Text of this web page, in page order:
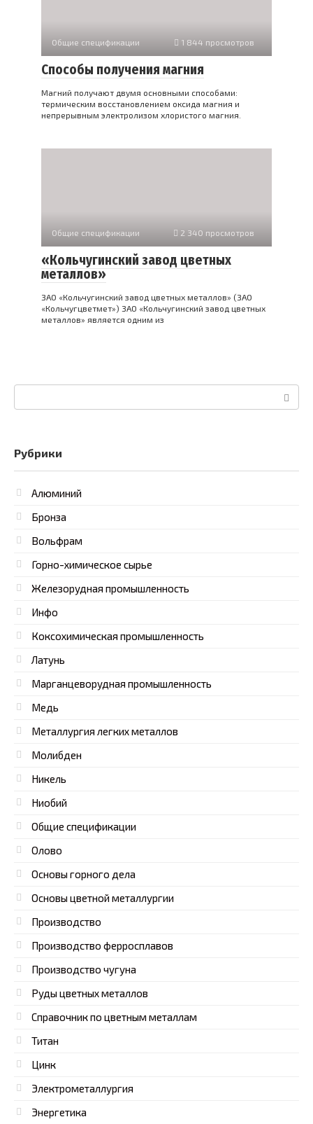
Общие спецификации 1 844 просмотров
Способы получения магния
Магний получают двумя основными способами:
термическим восстановлением оксида магния и
непрерывным электролизом хлористого магния.
Общие спецификации 2 340 просмотров
«Кольчугинский завод цветных
металлов»
ЗАО «Кольчугинский завод цветных металлов» (ЗАО
«Кольчугцветмет») ЗАО «Кольчугинский завод цветных
металлов» является одним из
Поиск:
Рубрики
Алюминий
Бронза
Вольфрам
Горно-химическое сырье
Железорудная промышленность
Инфо
Коксохимическая промышленность
Латунь
Марганцеворудная промышленность
Медь
Металлургия легких металлов
Молибден
Никель
Ниобий
Общие спецификации
Олово
Основы горного дела
Основы цветной металлургии
Производство
Производство ферросплавов
Производство чугуна
Руды цветных металлов
Справочник по цветным металлам
Титан
Цинк
Электрометаллургия
Энергетика